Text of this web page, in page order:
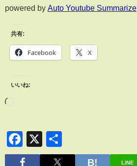
powered by Auto Youtube Summarize
共有:
Facebook X
いいね:
Facebook
X
有
LINE